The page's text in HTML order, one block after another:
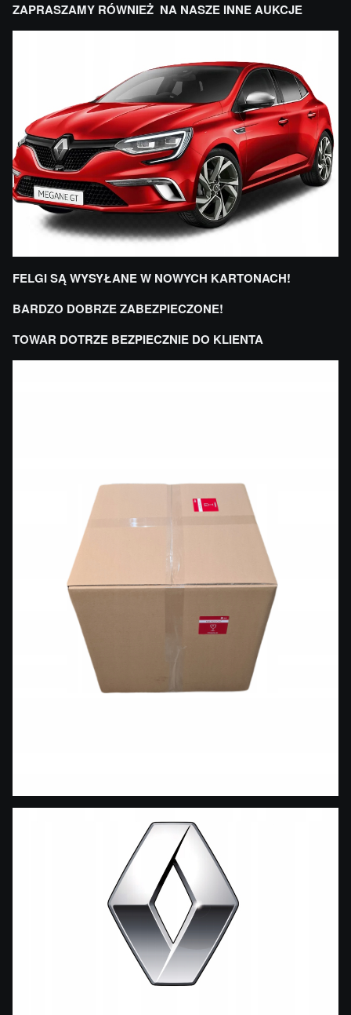
ZAPRASZAMY RÓWNIEŻ NA NASZE INNE AUKCJE
FELGI SĄ WYSYŁANE W NOWYCH KARTONACH!
BARDZO DOBRZE ZABEZPIECZONE!
TOWAR DOTRZE BEZPIECZNIE DO KLIENTA